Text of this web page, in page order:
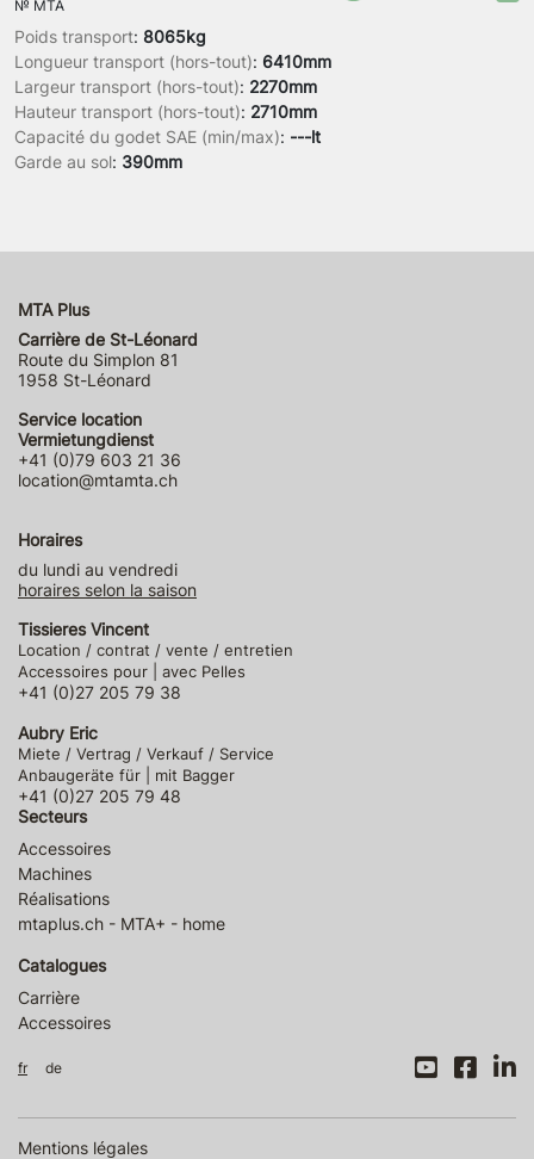
Poids transport: 8065kg
Longueur transport (hors-tout): 6410mm
Largeur transport (hors-tout): 2270mm
Hauteur transport (hors-tout): 2710mm
Capacité du godet SAE (min/max): ---lt
Garde au sol: 390mm
№ MTA
MTA Plus
Carrière de St-Léonard
Route du Simplon 81
1958 St-Léonard
Service location
Vermietungdienst
+41 (0)79 603 21 36
location@mtamta.ch
Horaires
du lundi au vendredi
horaires selon la saison
Tissieres Vincent
Location / contrat / vente / entretien
Accessoires pour | avec Pelles
+41 (0)27 205 79 38
Aubry Eric
Miete / Vertrag / Verkauf / Service
Anbaugeräte für | mit Bagger
+41 (0)27 205 79 48
Secteurs
Accessoires
Machines
Réalisations
mtaplus.ch - MTA+ - home
Catalogues
Carrière
Accessoires
fr de
Mentions légales